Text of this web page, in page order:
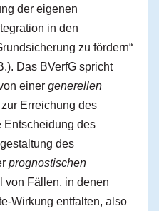
der eigenen
in den
zu fördern“
Das BVerfG spricht
einer generellen
Erreichung des
Entscheidung des
des
prognostischen
Fällen, in denen
Wirkung entfalten, also